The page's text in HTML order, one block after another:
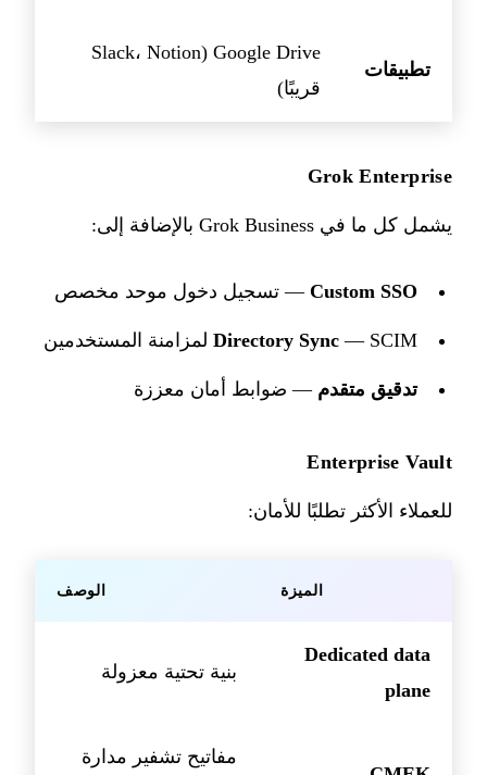
تطبيقات
Google Drive (Slack، Notion
قريبًا)
Grok Enterprise
يشمل كل ما في Grok Business بالإضافة إلى:
Custom SSO — تسجيل دخول موحد مخصص
Directory Sync — SCIM لمزامنة المستخدمين
تدقيق متقدم — ضوابط أمان معززة
Enterprise Vault
للعملاء الأكثر تطلبًا للأمان:
الميزة الوصف
Dedicated data
plane
بنية تحتية معزولة
مفاتيح تشفير مدارة